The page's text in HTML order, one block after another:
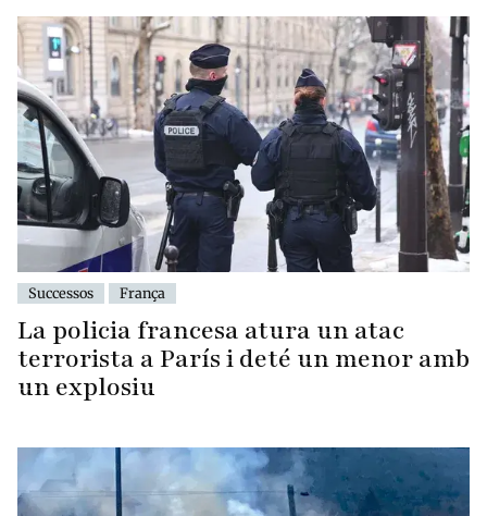
Successos França
La policia francesa atura un atac
terrorista a París i deté un menor amb
un explosiu